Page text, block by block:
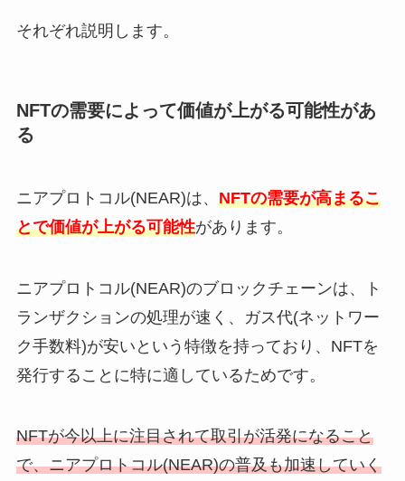
それぞれ説明します。
NFTの需要によって価値が上がる可能性があ
る
ニアプロトコル(NEAR)は、 NFTの需要が高まるこ
とで価値が上がる可能性があります。
ニアプロトコル(NEAR)のブロックチェーンは、ト
ランザクションの処理が速く、ガス代(ネットワー
ク手数料)が安いという特徴を持っており、NFTを
発行することに特に適しているためです。
NFTが今以上に注目されて取引が活発になること
で、ニアプロトコル(NEAR)の普及も加速していく